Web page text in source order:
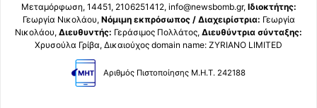
Μεταμόρφωση, 14451, 2106251412, info@newsbomb.gr, Ιδιοκτήτης:
Γεωργία Νικολάου, Νόμιμη εκπρόσωπος / Διαχειρίστρια: Γεωργία
Νικολάου, Διευθυντής: Γεράσιμος Πολλάτος, Διευθύντρια σύνταξης:
Χρυσούλα Γρίβα, Δικαιούχος domain name: ZYRIANO LIMITED
Αριθμός Πιστοποίησης Μ.Η.Τ. 242188